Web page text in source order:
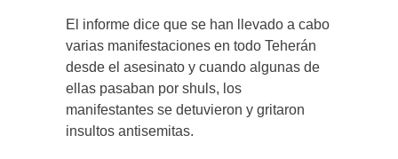
El informe dice que se han llevado a cabo
varias manifestaciones en todo Teherán
desde el asesinato y cuando algunas de
ellas pasaban por shuls, los
manifestantes se detuvieron y gritaron
insultos antisemitas.